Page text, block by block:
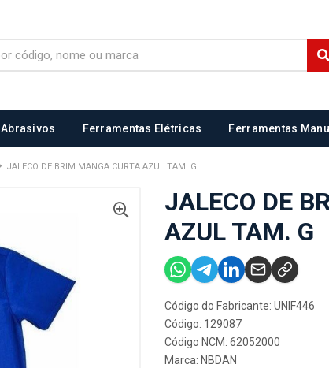
Abrasivos Ferramentas Elétricas Ferramentas
JALECO DE BRIM MANGA CURTA AZUL TAM. G
JALECO DE
AZUL TAM. G
Código do Fabricante: UNIF446
Código: 129087
Código NCM: 62052000
Marca: NBDAN